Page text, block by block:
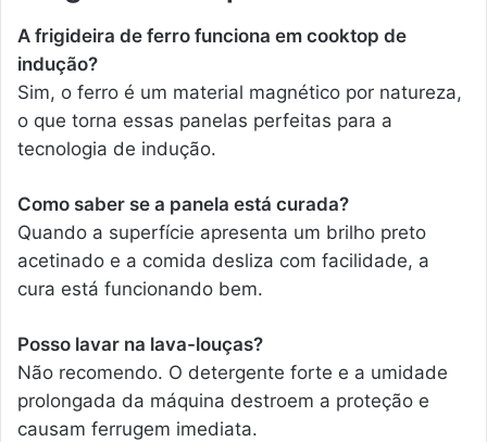
A frigideira de ferro funciona em cooktop de
indução?
Sim, o ferro é um material magnético por natureza,
o que torna essas panelas perfeitas para a
tecnologia de indução.
Como saber se a panela está curada?
Quando a superfície apresenta um brilho preto
acetinado e a comida desliza com facilidade, a
cura está funcionando bem.
Posso lavar na lava-louças?
Não recomendo. O detergente forte e a umidade
prolongada da máquina destroem a proteção e
causam ferrugem imediata.